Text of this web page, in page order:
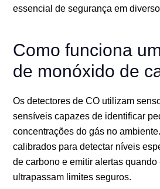
essencial de segurança em
Como funciona
de monóxido de
Os detectores de CO utilizam
sensíveis capazes de identificar
concentrações do gás no
calibrados para detectar níveis
de carbono e emitir alertas
ultrapassam limites seguros.